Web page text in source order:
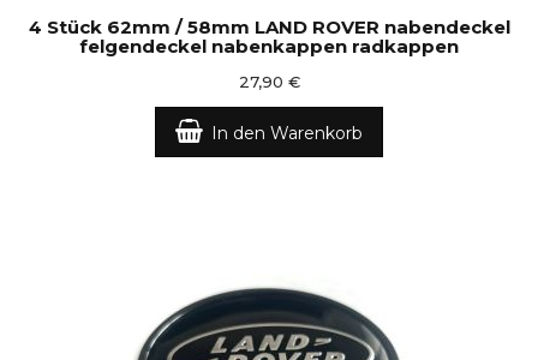
4 Stück 62mm / 58mm LAND ROVER nabendeckel
felgendeckel nabenkappen radkappen
27,90 €
In den Warenkorb